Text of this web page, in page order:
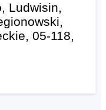
Ludwisin,
05-118,